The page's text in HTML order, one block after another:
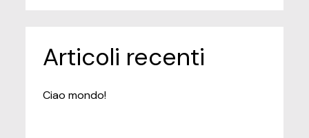
Articoli recenti
Ciao mondo!